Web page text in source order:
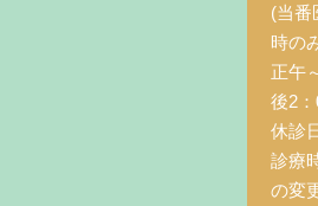
(当番
時の
正午
後2
休診
診療
の変